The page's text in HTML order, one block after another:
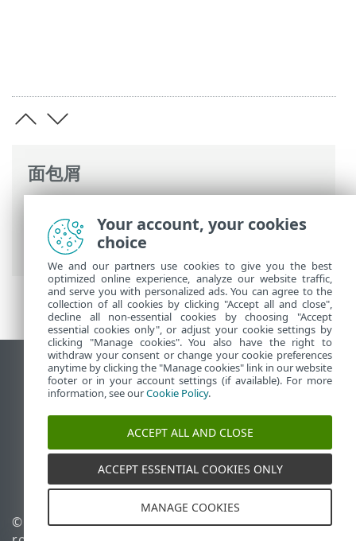
面包屑
使用 ESET PROTECT 虚拟设备>ESET
PROTECT VA 管理控制台
查看桌面站点
End of Life
ESET 知识库
ESET Status Portal
区域支持
© 1992 - 2026 ESET, spol. s
管理 Cookie
Your account, your cookies
choice
We and our partners use cookies to give you the best
optimized online experience, analyze our website traffic,
and serve you with personalized ads. You can agree to the
collection of all cookies by clicking "Accept all and close",
decline all non-essential cookies by choosing "Accept
essential cookies only", or adjust your cookie settings by
clicking "Manage cookies". You also have the right to
withdraw your consent or change your cookie preferences
anytime by clicking the "Manage cookies" link in our website
footer or in your account settings (if available). For more
information, see ourCookie Policy.
ACCEPT ALL AND CLOSE
ACCEPT ESSENTIAL COOKIES ONLY
MANAGE COOKIES